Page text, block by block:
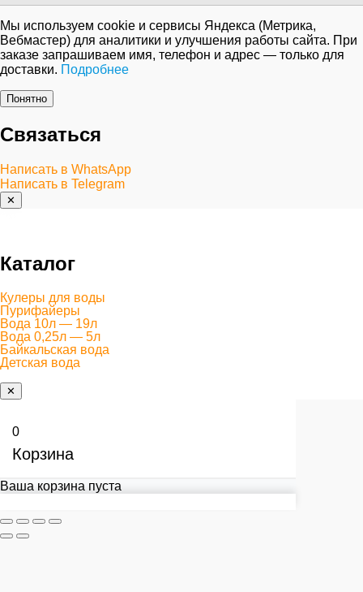
Мы используем cookie и сервисы Яндекса (Метрика,
Вебмастер) для аналитики и улучшения работы сайта. При
заказе запрашиваем имя, телефон и адрес — только для
доставки. Подробнее
Понятно
Связаться
Написать в WhatsApp
Написать в Telegram
✕
Каталог
Кулеры для воды
Пурифайеры
Вода 10л — 19л
Вода 0,25л — 5л
Байкальская вода
Детская вода
✕
0
Корзина
Ваша корзина пуста